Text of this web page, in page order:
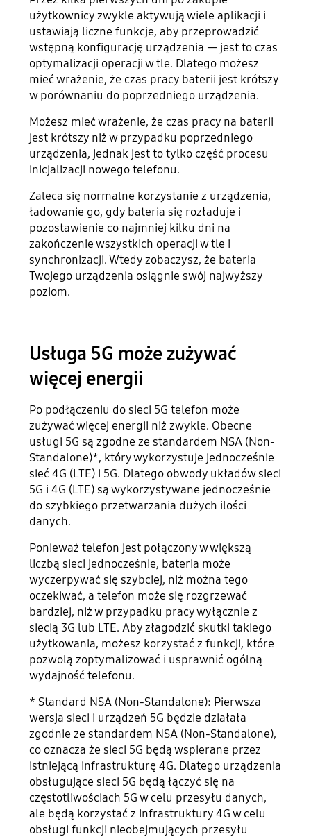
użytkownicy zwykle aktywują wiele aplikacji i
ustawiają liczne funkcje, aby przeprowadzić
wstępną konfigurację urządzenia — jest to czas
optymalizacji operacji w tle. Dlatego możesz
mieć wrażenie, że czas pracy baterii jest krótszy
w porównaniu do poprzedniego urządzenia.
Możesz mieć wrażenie, że czas pracy na baterii
jest krótszy niż w przypadku poprzedniego
urządzenia, jednak jest to tylko część procesu
inicjalizacji nowego telefonu.
Zaleca się normalne korzystanie z urządzenia,
ładowanie go, gdy bateria się rozładuje i
pozostawienie co najmniej kilku dni na
zakończenie wszystkich operacji w tle i
synchronizacji. Wtedy zobaczysz, że bateria
Twojego urządzenia osiągnie swój najwyższy
poziom.
Usługa 5G może zużywać
więcej energii
Po podłączeniu do sieci 5G telefon może
zużywać więcej energii niż zwykle. Obecne
usługi 5G są zgodne ze standardem NSA (Non-
Standalone)*, który wykorzystuje jednocześnie
sieć 4G (LTE) i 5G. Dlatego obwody układów sieci
5G i 4G (LTE) są wykorzystywane jednocześnie
do szybkiego przetwarzania dużych ilości
danych.
Ponieważ telefon jest połączony w większą
liczbą sieci jednocześnie, bateria może
wyczerpywać się szybciej, niż można tego
oczekiwać, a telefon może się rozgrzewać
bardziej, niż w przypadku pracy wyłącznie z
siecią 3G lub LTE. Aby złagodzić skutki takiego
użytkowania, możesz korzystać z funkcji, które
pozwolą zoptymalizować i usprawnić ogólną
wydajność telefonu.
* Standard NSA (Non-Standalone): Pierwsza
wersja sieci i urządzeń 5G będzie działała
zgodnie ze standardem NSA (Non-Standalone),
co oznacza że sieci 5G będą wspierane przez
istniejącą infrastrukturę 4G. Dlatego urządzenia
obsługujące sieci 5G będą łączyć się na
częstotliwościach 5G w celu przesyłu danych,
ale będą korzystać z infrastruktury 4G w celu
obsługi funkcji nieobejmujących przesyłu